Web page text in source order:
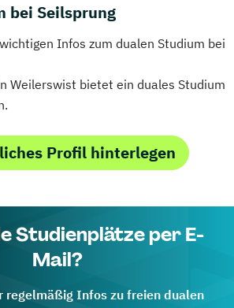
bei Seilsprung
Infos zum dualen Studium bei
Weilerswist bietet ein duales Studium
Profil hinterlegen
Studienplätze per E-
Mail?
regelmäßig Infos zu freien dualen